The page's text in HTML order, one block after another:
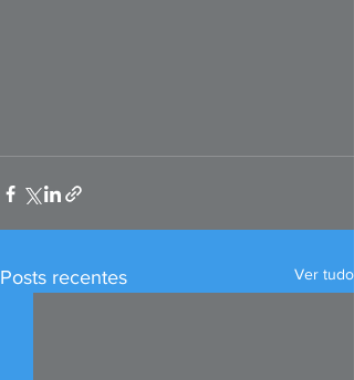
Posts recentes Ver tudo